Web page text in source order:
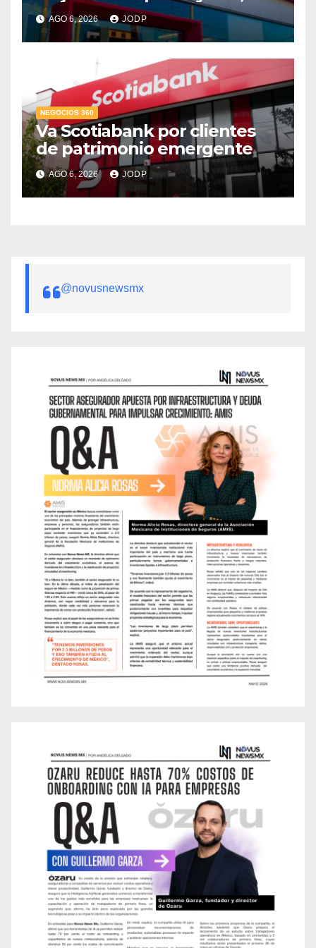
supera 14% del mercado
crediticio
AGO 6, 2026 JODP
NEGOCIOS 360
Va Scotiabank por clientes
de patrimonio emergente
AGO 6, 2026 JODP
@novusnewsmx